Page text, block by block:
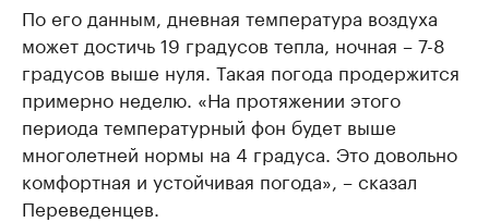
По его данным, дневная температура воздуха
может достичь 19 градусов тепла, ночная – 7-8
градусов выше нуля. Такая погода продержится
примерно неделю. «На протяжении этого
периода температурный фон будет выше
многолетней нормы на 4 градуса. Это довольно
комфортная и устойчивая погода», – сказал
Переведенцев.